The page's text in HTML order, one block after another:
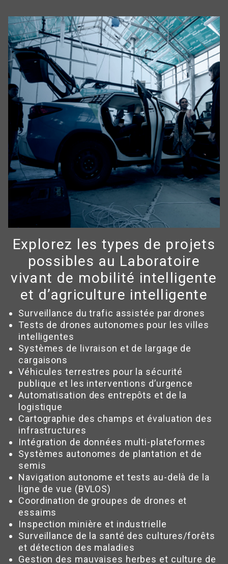
Explorez les types de projets
possibles au Laboratoire
vivant de mobilité intelligente
et d’agriculture intelligente
Surveillance du trafic assistée par drones
Tests de drones autonomes pour les villes
intelligentes
Systèmes de livraison et de largage de
cargaisons
Véhicules terrestres pour la sécurité
publique et les interventions d’urgence
Automatisation des entrepôts et de la
logistique
Cartographie des champs et évaluation des
infrastructures
Intégration de données multi-plateformes
Systèmes autonomes de plantation et de
semis
Navigation autonome et tests au-delà de la
ligne de vue (BVLOS)
Coordination de groupes de drones et
essaims
Inspection minière et industrielle
Surveillance de la santé des cultures/forêts
et détection des maladies
Gestion des mauvaises herbes et culture de